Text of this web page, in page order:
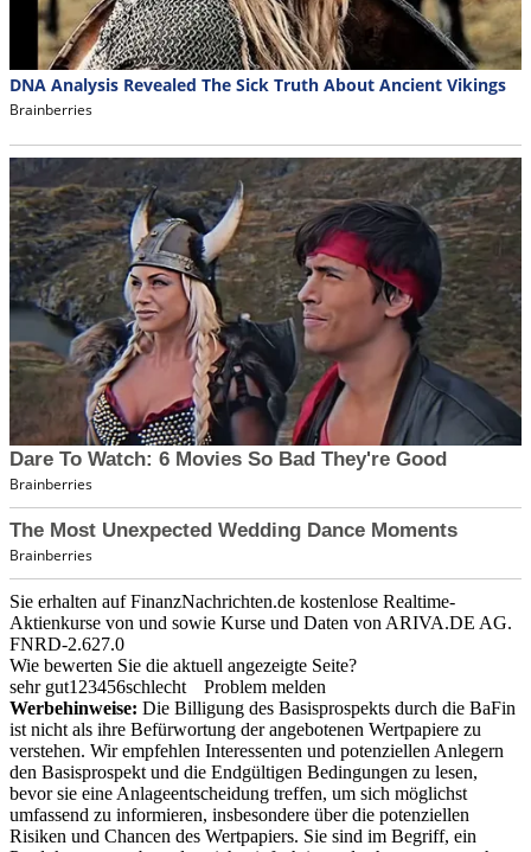
Sie erhalten auf FinanzNachrichten.de kostenlose Realtime-
Aktienkurse von und sowie Kurse und Daten von ARIVA.DE AG.
FNRD-2.627.0
Wie bewerten Sie die aktuell angezeigte Seite?
sehr gut1 23456schlecht
Problem melden
Werbehinweise: Die Billigung des Basisprospekts durch die BaFin
ist nicht als ihre Befürwortung der angebotenen Wertpapiere zu
verstehen. Wir empfehlen Interessenten und potenziellen Anlegern
den Basisprospekt und die Endgültigen Bedingungen zu lesen,
bevor sie eine Anlageentscheidung treffen, um sich möglichst
umfassend zu informieren, insbesondere über die potenziellen
Risiken und Chancen des Wertpapiers. Sie sind im Begriff, ein